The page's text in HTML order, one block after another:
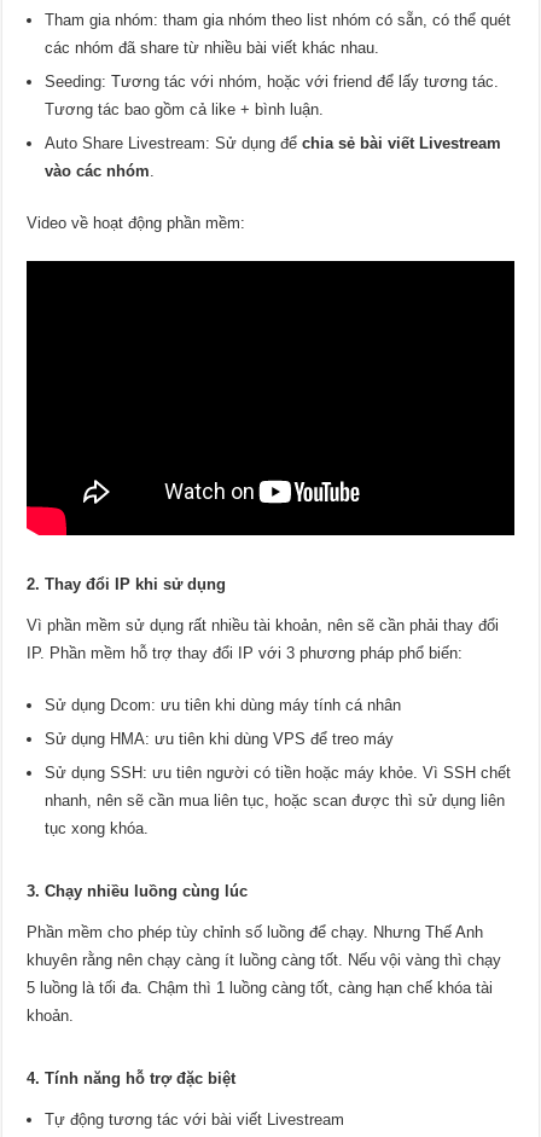
Tham gia nhóm: tham gia nhóm theo list nhóm có sẵn, có thể quét
các nhóm đã share từ nhiều bài viết khác nhau.
Seeding: Tương tác với nhóm, hoặc với friend để lấy tương tác.
Tương tác bao gồm cả like + bình luận.
Auto Share Livestream: Sử dụng đểchia sẻ bài viết Livestream
vào các nhóm.
Video về hoạt động phần mềm:
2. Thay đổi IP khi sử dụng
Vì phần mềm sử dụng rất nhiều tài khoản, nên sẽ cần phải thay đổi
IP. Phần mềm hỗ trợ thay đổi IP với 3 phương pháp phổ biến:
Sử dụng Dcom: ưu tiên khi dùng máy tính cá nhân
Sử dụng HMA: ưu tiên khi dùng VPS để treo máy
Sử dụng SSH: ưu tiên người có tiền hoặc máy khỏe. Vì SSH chết
nhanh, nên sẽ cần mua liên tục, hoặc scan được thì sử dụng liên
tục xong khóa.
3. Chạy nhiều luồng cùng lúc
Phần mềm cho phép tùy chỉnh số luồng để chạy. Nhưng Thế Anh
khuyên rằng nên chạy càng ít luồng càng tốt. Nếu vội vàng thì chạy
5 luồng là tối đa. Chậm thì 1 luồng càng tốt, càng hạn chế khóa tài
khoản.
4. Tính năng hỗ trợ đặc biệt
Tự động tương tác với bài viết Livestream